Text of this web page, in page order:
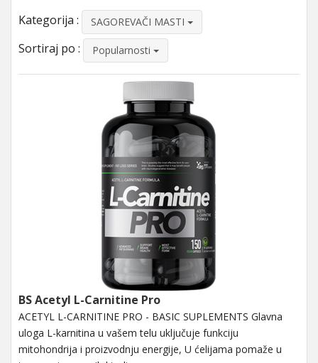
Kategorija : SAGOREVAČI MASTI
Sortiraj po : Popularnosti
BS Acetyl L-Carnitine Pro
ACETYL L-CARNITINE PRO - BASIC SUPLEMENTS Glavna
uloga L-karnitina u vašem telu uključuje funkciju
mitohondrija i proizvodnju energije, U ćelijama pomaže u